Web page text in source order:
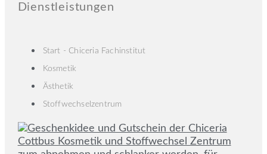
Dienstleistungen
Start - Chiceria Fachinstitut
Kosmetik
Ästhetik
Stoffwechselzentrum